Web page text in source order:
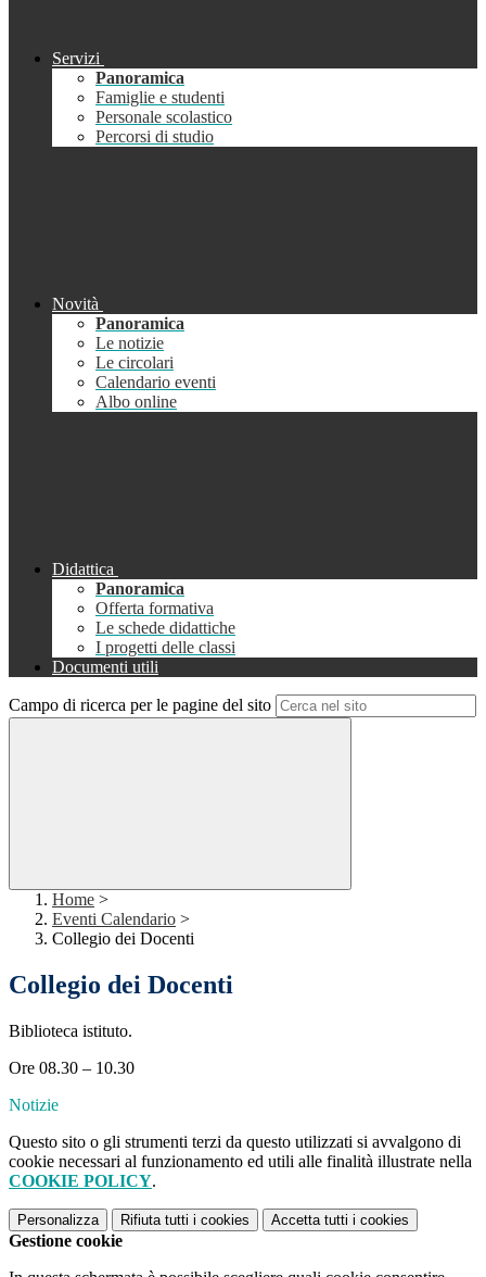
Servizi
Panoramica
Famiglie e studenti
Personale scolastico
Percorsi di studio
Novità
Panoramica
Le notizie
Le circolari
Calendario eventi
Albo online
Didattica
Panoramica
Offerta formativa
Le schede didattiche
I progetti delle classi
Documenti utili
Campo di ricerca per le pagine del sito
Home >
Eventi Calendario >
Collegio dei Docenti
Collegio dei Docenti
Biblioteca istituto.
Ore 08.30 – 10.30
Notizie
Questo sito o gli strumenti terzi da questo utilizzati si avvalgono di
cookie necessari al funzionamento ed utili alle finalità illustrate nella
COOKIE POLICY.
Personalizza Rifiuta tutti i cookies Accetta tutti i cookies
Gestione cookie